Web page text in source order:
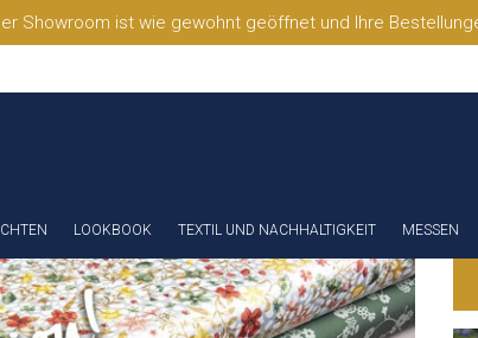
Showroom ist wie gewohnt geöffnet und Ihre
LOOKBOOK TEXTIL UND NACHHALTIGKEIT MESSEN